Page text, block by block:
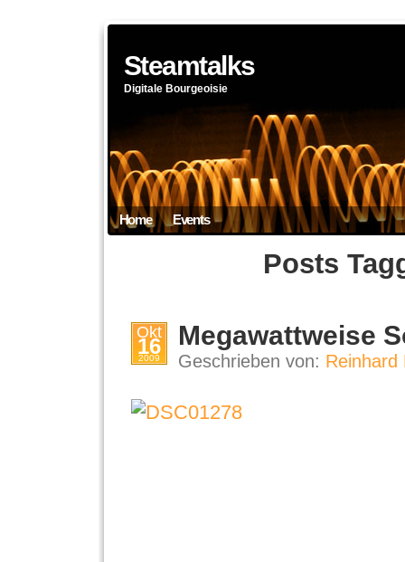
Steamtalks
Digitale Bourgeoisie
Home Events
Posts
Okt
16
2009
Megawattweise
Geschrieben von: Reinhard